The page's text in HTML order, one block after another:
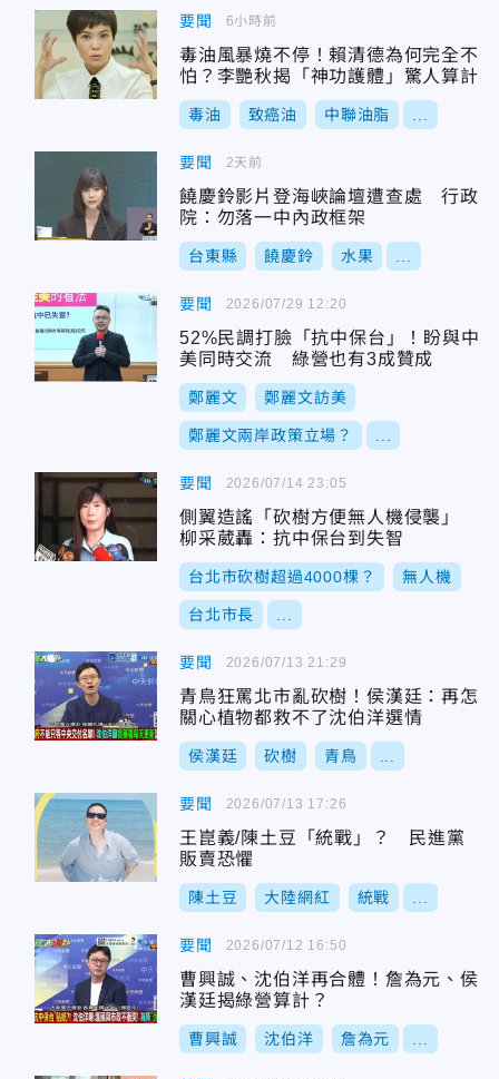
要聞
毒油風暴燒不停！賴清德為何完全不
怕？李艷秋揭「神功護體」驚人算計
毒油 致癌油 中聯油脂
6小時前
要聞
饒慶鈴影片登海峽論壇遭查處 行政
院：勿落一中內政框架
台東縣 饒慶鈴 水果
2天前
要聞
52%民調打臉「抗中保台」！盼與中
美同時交流 綠營也有3成贊成
鄭麗文 鄭麗文訪美
鄭麗文兩岸政策立場？
2026/07/29 12:20
要聞
側翼造謠「砍樹方便無人機侵襲」
柳采葳轟：抗中保台到失智
台北市砍樹超過4000棵？ 無人機
台北市長
2026/07/14 23:05
要聞
青鳥狂罵北市亂砍樹！侯漢廷：再怎
關心植物都救不了沈伯洋選情
侯漢廷 砍樹 青鳥
2026/07/13 21:29
要聞
王崑義/陳土豆「統戰」？ 民進黨
販賣恐懼
陳土豆 大陸網紅 統戰
2026/07/13 17:26
要聞
曹興誠、沈伯洋再合體！詹為元、侯
漢廷揭綠營算計？
曹興誠 沈伯洋 詹為元
2026/07/12 16:50